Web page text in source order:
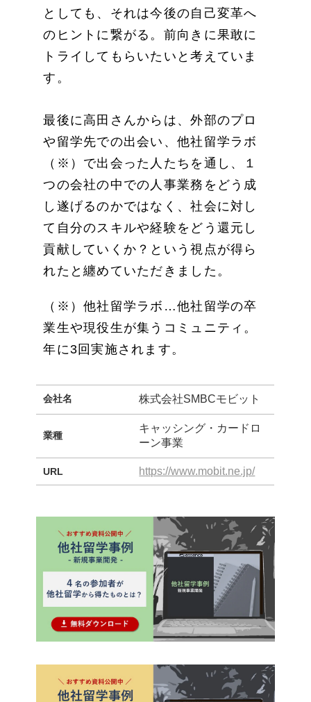
としても、それは今後の自己変革へ
のヒントに繋がる。前向きに果敢に
トライしてもらいたいと考えていま
す。
最後に高田さんからは、外部のプロ
や留学先での出会い、他社留学ラボ
（※）で出会った人たちを通し、１
つの会社の中での人事業務をどう成
し遂げるのかではなく、社会に対し
て自分のスキルや経験をどう還元し
貢献していくか？という視点が得ら
れたと纏めていただきました。
（※）他社留学ラボ…他社留学の卒
業生や現役生が集うコミュニティ。
年に3回実施されます。
会社名 株式会社SMBCモビット
業種
キャッシング・カードロ
ーン事業
URL https://www.mobit.ne.jp/